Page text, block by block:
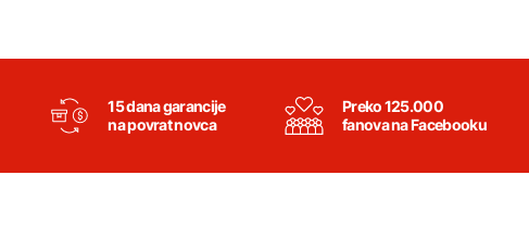
15 dana garancije
na povrat novca
Preko 125.000
fanova na Facebooku